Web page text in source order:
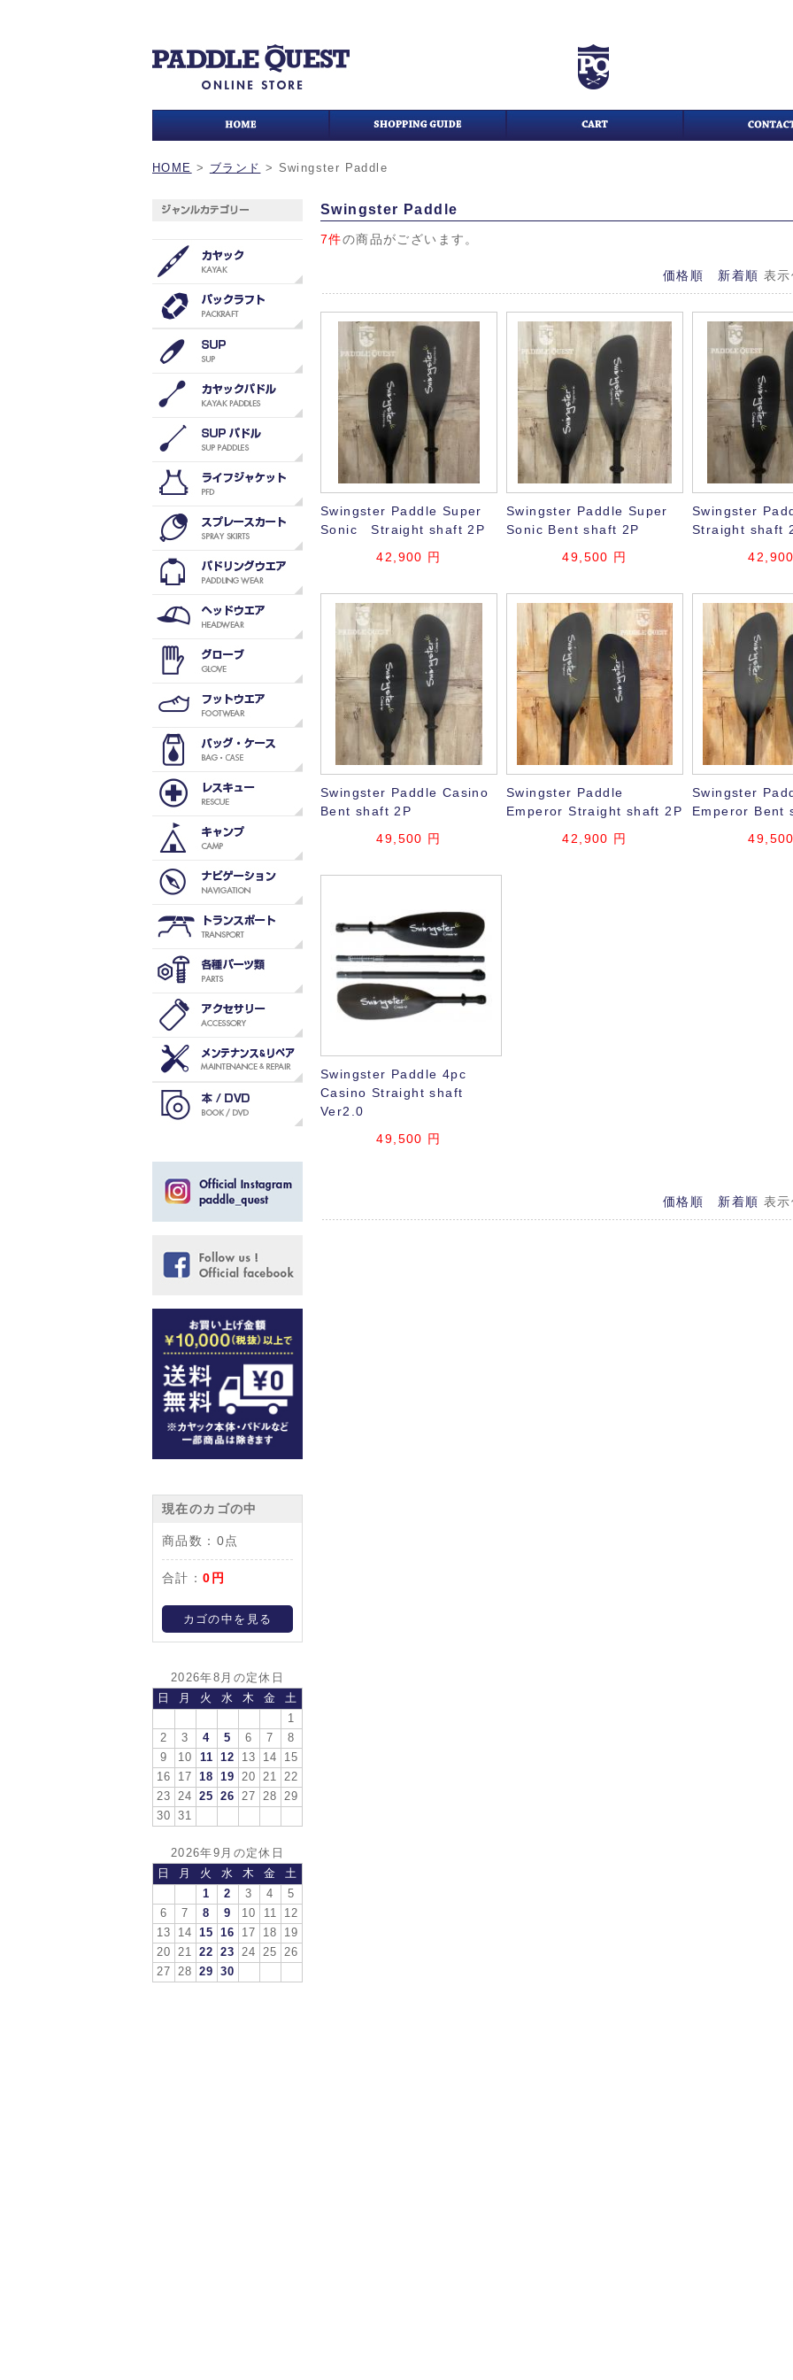
HOME > ブランド > Swingster Paddle
現在のカゴの中
商品数： 0点
合計：0円
カゴの中を見る
2026年8月の定休日
日
月 火 水 木 金
土
1
2
3 4 5 6 7
8
9
10 11 12 13 14
15
16
17 18 19 20 21
22
23
24 25 26 27 28
29
30
31
2026年9月の定休日
日
月 火 水 木 金
土
1
2 3 4
5
6
7 8 9 10 11
12
13
14 15 16 17 18
19
20
21 22 23 24 25
26
27
28 29 30
Swingster Paddle
7件の商品がございます。
価格順 新着順 表
Swingster Paddle Super
Sonic Straight shaft 2P
42,900 円
Swingster Paddle Super
Sonic Bent shaft 2P
49,500 円
Swingster
Straight shaft
Swingster Paddle Casino
Bent shaft 2P
49,500 円
Swingster Paddle
Emperor Straight shaft 2P
42,900 円
Swingster
Emperor Bent
Swingster Paddle 4pc
Casino Straight shaft
Ver2.0
49,500 円
価格順 新着順 表